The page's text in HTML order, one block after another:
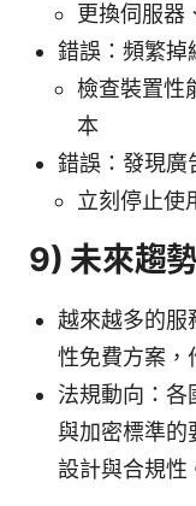
更換伺服器
錯誤：頻繁掉
檢查裝置性
本
錯誤：發現廣
立刻停止使
9) 未來趨
越來越多的服
性免費方案，
法規動向：各
與加密標準的
設計與合規性